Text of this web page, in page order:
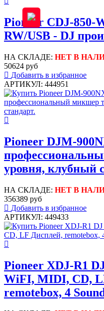
Pioneer CDJ-850-
RW/USB - DJ
НА СКЛАДЕ: НЕТ В
50624 руб
Добавить в избранное
АРТИКУЛ: 444951
Pioneer DJM-
уровня, клубный
НА СКЛАДЕ: НЕТ В
356389 руб
Добавить в избранное
АРТИКУЛ: 449433
Pioneer XDJ-R1
WiFI, MIDI, CD,
remotebox, 4